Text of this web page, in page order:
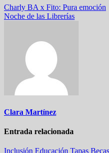
Charly BA x Fito: Pura emoción
Noche de las Librerías
Clara Martínez
Entrada relacionada
Inclusión Educación Tapas Becas